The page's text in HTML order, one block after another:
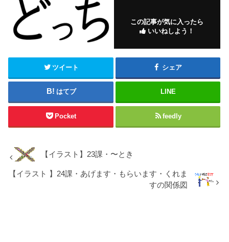
この記事が気に入ったら
いいねしよう！
ツイート シェア
はてブ LINE
Pocket feedly
【イラスト】23課・〜とき
【イラスト 】24課・あげます・もらいます・くれま
すの関係図